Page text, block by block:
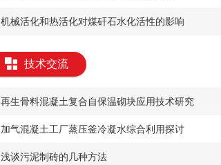
​机械活化和热活化对煤矸石水化活性的影响
技术交流
​再生骨料混凝土复合自保温砌块应用技术研究
​加气混凝土工厂蒸压釜冷凝水综合利用探讨
​浅谈污泥制砖的几种方法